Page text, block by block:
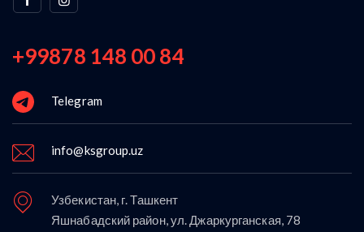
+99878 148 00 84
Telegram
info@ksgroup.uz
Узбекистан, г. Ташкент
Яшнабадский район, ул. Джаркурганская, 78